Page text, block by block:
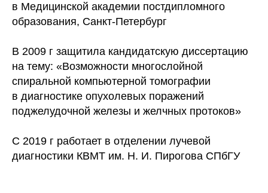
в Медицинской академии постдипломного
образования, Санкт-Петербург
В 2009 г защитила кандидатскую диссертацию
на тему: «Возможности многослойной
спиральной компьютерной томографии
в диагностике опухолевых поражений
поджелудочной железы и желчных протоков»
С 2019 г работает в отделении лучевой
диагностики КВМТ им. Н. И. Пирогова СПбГУ